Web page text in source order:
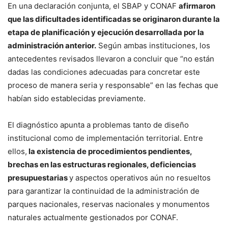
En una declaración conjunta, el SBAP y CONAF afirmaron
que las dificultades identificadas se originaron durante la
etapa de planificación y ejecución desarrollada por la
administración anterior. Según ambas instituciones, los
antecedentes revisados llevaron a concluir que “no están
dadas las condiciones adecuadas para concretar este
proceso de manera seria y responsable” en las fechas que
habían sido establecidas previamente.
El diagnóstico apunta a problemas tanto de diseño
institucional como de implementación territorial. Entre
ellos, la existencia de procedimientos pendientes,
brechas en las estructuras regionales, deficiencias
presupuestariasy aspectos operativos aún no resueltos
para garantizar la continuidad de la administración de
parques nacionales, reservas nacionales y monumentos
naturales actualmente gestionados por CONAF.